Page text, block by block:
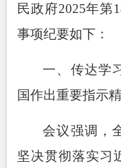
民政府2025年第
事项纪要如下：
一、 传达学
国作出重要指示
会议强调 ，
坚决贯彻落实习